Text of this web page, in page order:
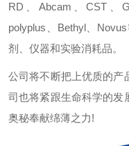
RD
Abcam 、CST 、
polyplus
Bethyl、 Novus
剂、仪器和实验消耗品。
公司将不断把上优质的产
司也将紧跟生命科学的发
奥秘奉献绵薄之力!